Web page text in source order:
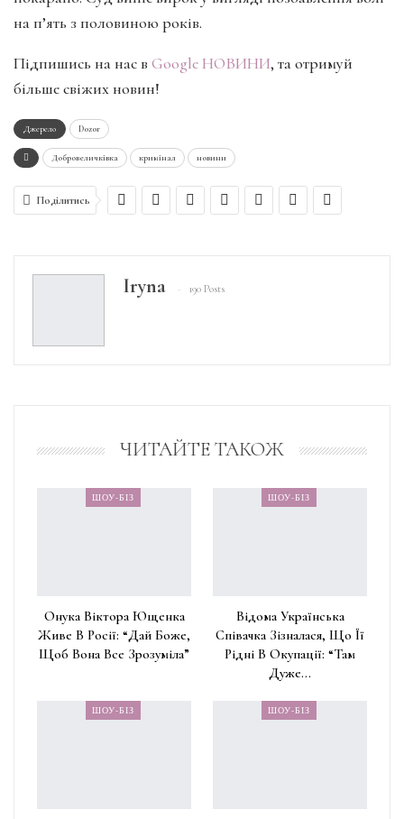
на п’ять з половиною років.
Підпишись на нас в Google НОВИНИ, та отримуй
більше свіжих новин!
Джерело Dozor
Добровеличківка кримінал новини
Поділитись
Iryna 190 Posts
ЧИТАЙТЕ ТАКОЖ
ШОУ-БІЗ
Онука Віктора Ющенка
Живе В Росії: “Дай Боже,
Щоб Вона Все Зрозуміла”
ШОУ-БІЗ
Відома Українська
Співачка Зізналася, Що Її
Рідні В Окупації: “Там
Дуже…
ШОУ-БІЗ ШОУ-БІЗ